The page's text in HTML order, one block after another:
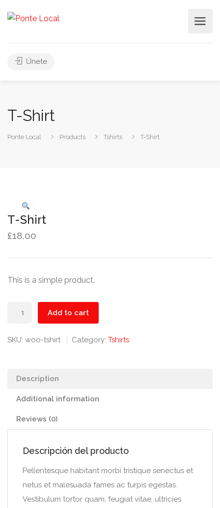
Únete
T-Shirt
Ponte Local Products Tshirts T-Shirt
T-Shirt
£18.00
This is a simple product.
Add to cart
SKU: woo-tshirt Category: Tshirts
Description
Additional information
Reviews (0)
Descripción del producto
Pellentesque habitant morbi tristique senectus et
netus et malesuada fames ac turpis egestas.
Vestibulum tortor quam, feugiat vitae, ultricies